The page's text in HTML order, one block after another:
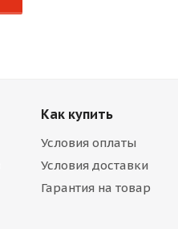
Как купить
Условия оплаты
Условия доставки
Гарантия на товар